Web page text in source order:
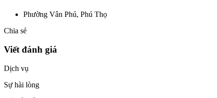
Phường Vân Phú, Phú Thọ
Chia sẻ
Viết đánh giá
Dịch vụ
Sự hài lòng